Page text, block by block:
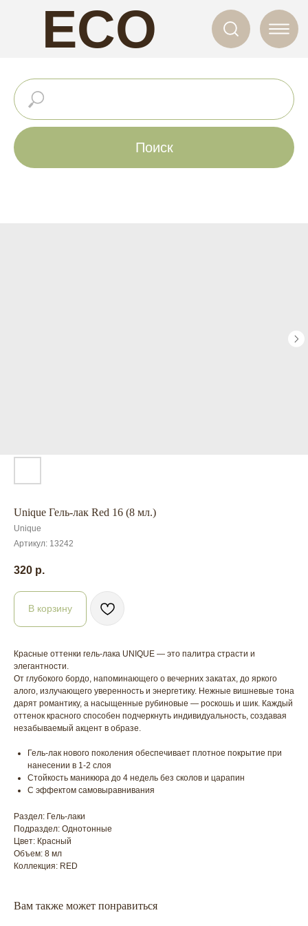
ECO
NAILS
Поиск
Unique Гель-лак Red 16 (8 мл.)
Unique
Артикул: 13242
320 р.
В корзину
Красные оттенки гель-лака UNIQUE — это палитра страсти и
элегантности.
От глубокого бордо, напоминающего о вечерних закатах, до яркого
алого, излучающего уверенность и энергетику. Нежные вишневые тона
дарят романтику, а насыщенные рубиновые — роскошь и шик. Каждый
оттенок красного способен подчеркнуть индивидуальность, создавая
незабываемый акцент в образе.
Гель-лак нового поколения обеспечивает плотное покрытие при
нанесении в 1-2 слоя
Стойкость маникюра до 4 недель без сколов и царапин
С эффектом самовыравнивания
Раздел: Гель-лаки
Подраздел: Однотонные
Цвет: Красный
Объем: 8 мл
Коллекция: RED
Вам также может понравиться